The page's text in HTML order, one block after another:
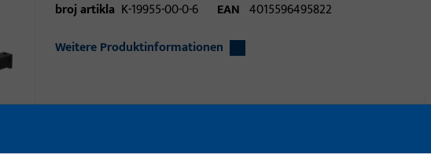
broj artikla K-19955-00-0-6 EAN 4015596495822
Weitere Produktinformationen
Područje primjene
Tehnika prozora